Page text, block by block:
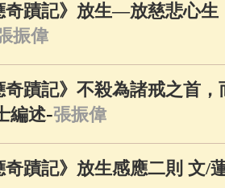
奇蹟記》放生—放慈悲心
振偉
奇蹟記》不殺為諸戒之首
編述-張振偉
奇蹟記》放生感應二則 文/